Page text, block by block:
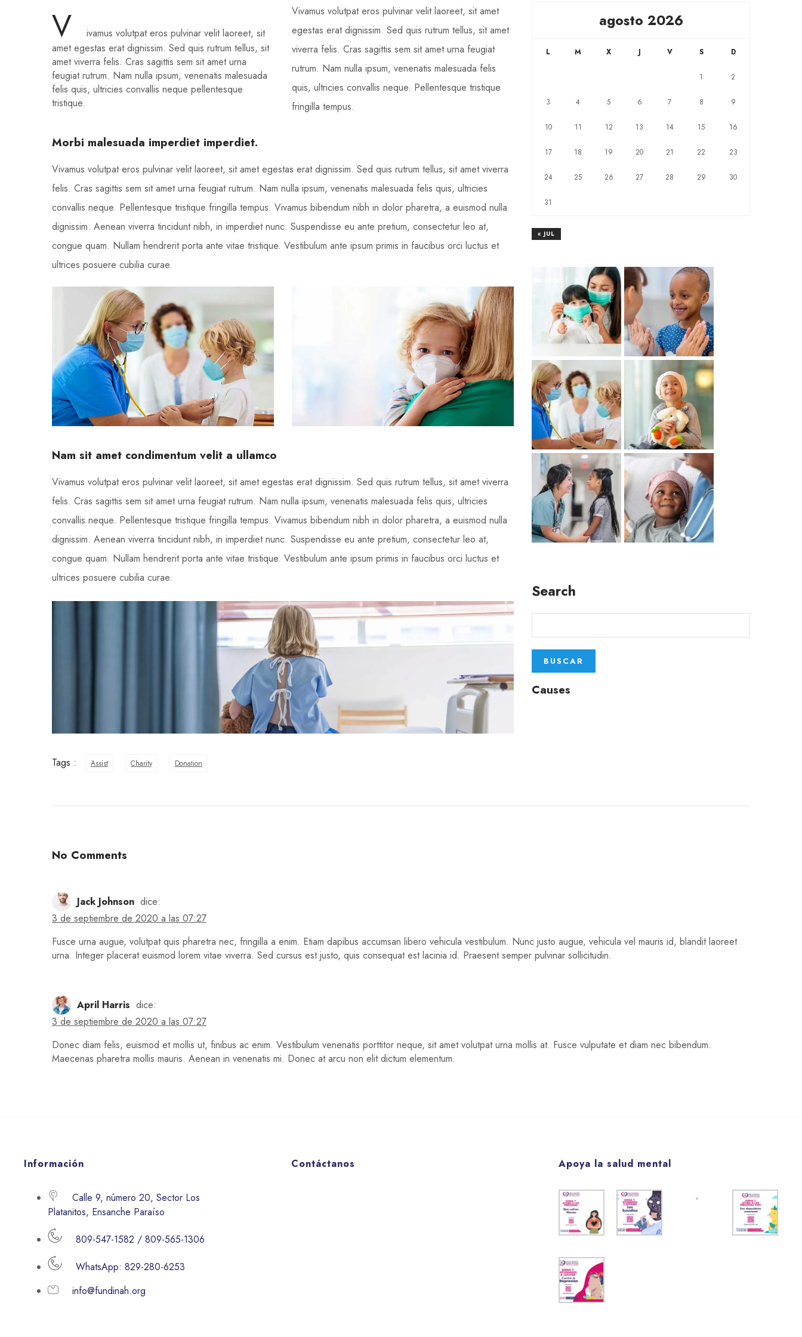
V
ivamus volutpat eros pulvinar velit laoreet, sit
amet egestas erat dignissim. Sed quis rutrum tellus, sit
amet viverra felis. Cras sagittis sem sit amet urna
feugiat rutrum. Nam nulla ipsum, venenatis malesuada
felis quis, ultricies convallis neque pellentesque
tristique.
Vivamus volutpat eros pulvinar velit laoreet, sit amet
egestas erat dignissim. Sed quis rutrum tellus, sit amet
viverra felis. Cras sagittis sem sit amet urna feugiat
rutrum. Nam nulla ipsum, venenatis malesuada felis
quis, ultricies convallis neque. Pellentesque tristique
fringilla tempus.
Morbi malesuada imperdiet imperdiet.
Vivamus volutpat eros pulvinar velit laoreet, sit amet egestas erat dignissim. Sed quis rutrum tellus, sit amet viverra
felis. Cras sagittis sem sit amet urna feugiat rutrum. Nam nulla ipsum, venenatis malesuada felis quis, ultricies
convallis neque. Pellentesque tristique fringilla tempus. Vivamus bibendum nibh in dolor pharetra, a euismod nulla
dignissim. Aenean viverra tincidunt nibh, in imperdiet nunc. Suspendisse eu ante pretium, consectetur leo at,
congue quam. Nullam hendrerit porta ante vitae tristique. Vestibulum ante ipsum primis in faucibus orci luctus et
ultrices posuere cubilia curae.
Nam sit amet condimentum velit a ullamco
Vivamus volutpat eros pulvinar velit laoreet, sit amet egestas erat dignissim. Sed quis rutrum tellus, sit amet viverra
felis. Cras sagittis sem sit amet urna feugiat rutrum. Nam nulla ipsum, venenatis malesuada felis quis, ultricies
convallis neque. Pellentesque tristique fringilla tempus. Vivamus bibendum nibh in dolor pharetra, a euismod nulla
dignissim. Aenean viverra tincidunt nibh, in imperdiet nunc. Suspendisse eu ante pretium, consectetur leo at,
congue quam. Nullam hendrerit porta ante vitae tristique. Vestibulum ante ipsum primis in faucibus orci luctus et
ultrices posuere cubilia curae.
agosto 2026
L M X J V S D
1 2
3 4 5 6 7 8 9
10 11 12 13 14 15 16
17 18 19 20 21 22 23
24 25 26 27 28 29 30
31
« JUL
Search
Causes
Tags : Assist Charity Donation
No Comments
Jack Johnson dice:
3 de septiembre de 2020 a las 07:27
Fusce urna augue, volutpat quis pharetra nec, fringilla a enim. Etiam dapibus accumsan libero vehicula vestibulum. Nunc justo augue, vehicula vel mauris id, blandit laoreet
urna. Integer placerat euismod lorem vitae viverra. Sed cursus est justo, quis consequat est lacinia id. Praesent semper pulvinar sollicitudin.
April Harris dice:
3 de septiembre de 2020 a las 07:27
Donec diam felis, euismod et mollis ut, finibus ac enim. Vestibulum venenatis porttitor neque, sit amet volutpat urna mollis at. Fusce vulputate et diam nec bibendum.
Maecenas pharetra mollis mauris. Aenean in venenatis mi. Donec at arcu non elit dictum elementum.
Información
Calle 9, número 20, Sector Los
Platanitos, Ensanche Paraíso
809-547-1582 / 809-565-1306
WhatsApp: 829-280-6253
info@fundinah.org
Contáctanos Apoya la salud mental